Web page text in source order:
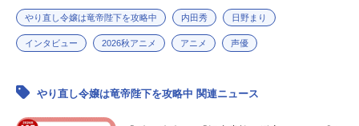
やり直し令嬢は竜帝陛下を攻略中 内田秀 日野まり
インタビュー 2026秋アニメ アニメ 声優
やり直し令嬢は竜帝陛下を攻略中 関連ニュース